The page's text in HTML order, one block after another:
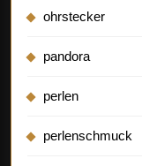
ohrstecker
pandora
perlen
perlenschmuck